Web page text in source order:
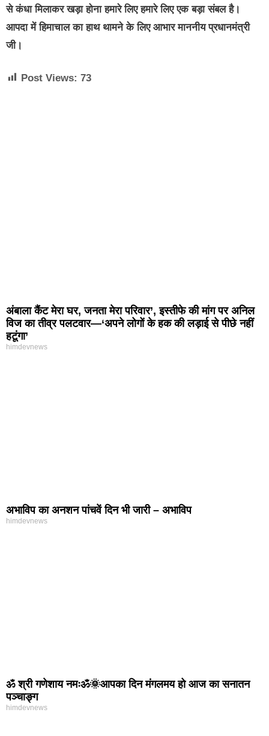
से कंधा मिलाकर खड़ा होना हमारे लिए हमारे लिए एक बड़ा संबल है।
आपदा में हिमाचाल का हाथ थामने के लिए आभार माननीय प्रधानमंत्री
जी।
Post Views: 73
अंबाला कैंट मेरा घर, जनता मेरा परिवार’, इस्तीफे की मांग पर अनिल
विज का तीव्र पलटवार—‘अपने लोगों के हक की लड़ाई से पीछे नहीं
हटूंगा’
himdevnews
अभाविप का अनशन पांचवें दिन भी जारी – अभाविप
himdevnews
ॐ श्री गणेशाय नमःॐ🌞आपका दिन मंगलमय हो आज का सनातन
पञ्चाङ्ग
himdevnews